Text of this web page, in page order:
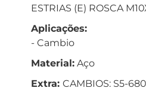
ESTRIAS (E) ROSCA
Aplicações:
- Cambio
Material: Aço
Extra: CAMBIOS: S5-